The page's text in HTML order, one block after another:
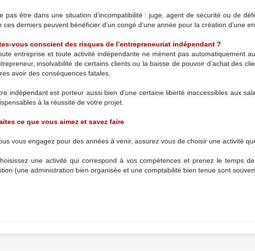
pas être dans une situation d’incompatibilité : juge, agent de sécurité ou de
ces derniers peuvent bénéficier d’un congé d’une année pour la création d’une
vous conscient des risques de l’entrepreneuriat indépendant ?
entreprise et toute activité indépendante ne mènent pas automatiquement
insolvabilité de certains clients ou la baisse de pouvoir d’achat des
avoir des conséquences fatales.
indépendant est porteur aussi bien d’une certaine liberté inaccessibles aux
à la réussite de votre projet.
ce que vous aimez et savez faire
vous engagez pour des années à venir, assurez vous de choisir une activité
une activité qui correspond à vos compétences et prenez le temps
(une administration bien organisée et une comptabilité bien tenue sont